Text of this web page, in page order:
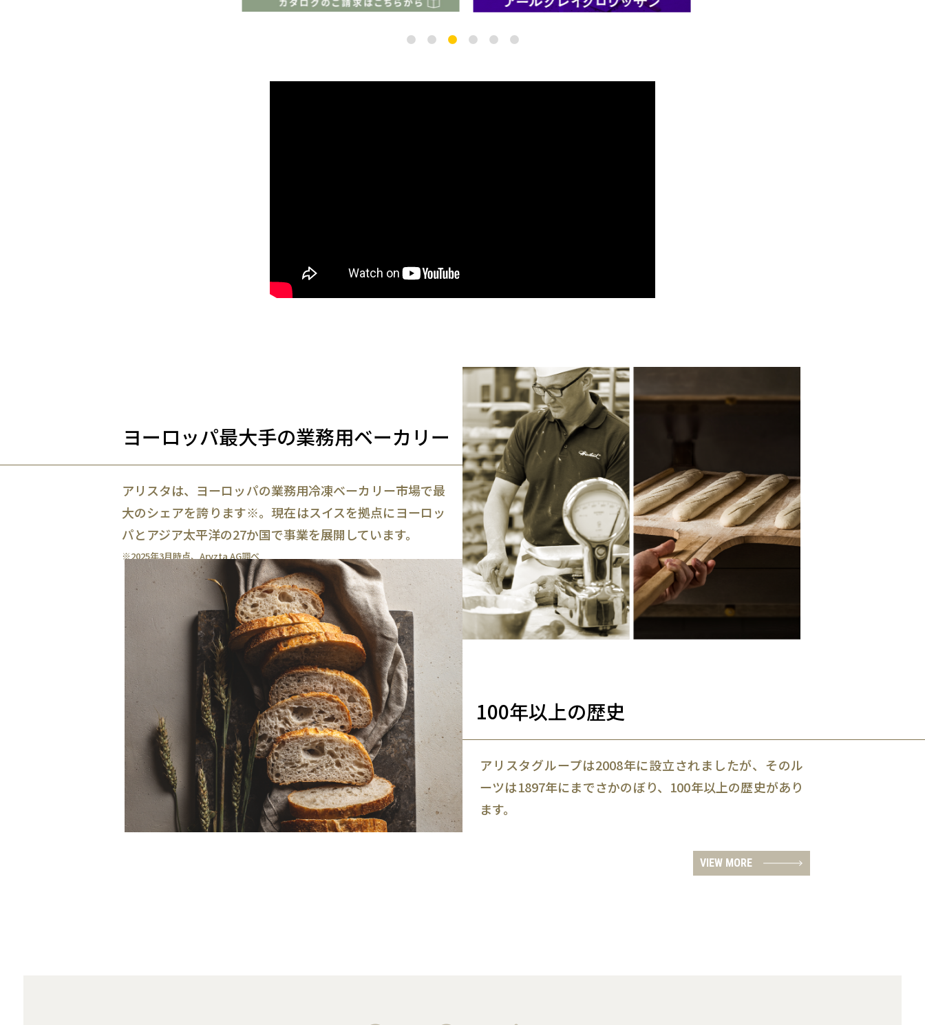
ヨーロッパ最大手の業務用ベーカリー
アリスタは、ヨーロッパの業務用冷凍ベーカリー市場で最
大のシェアを誇ります※。現在はスイスを拠点にヨーロッ
パとアジア太平洋の27か国で事業を展開しています。
※2025年3月時点、Aryzta AG調べ
100年以上の歴史
アリスタグループは2008年に設立されましたが、そのル
ーツは1897年にまでさかのぼり、100年以上の歴史があり
ます。
VIEW MORE